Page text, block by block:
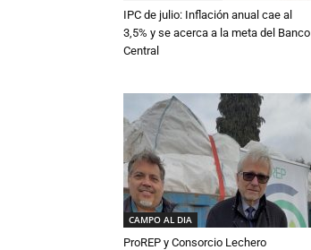
IPC de julio: Inflación anual cae al
3,5% y se acerca a la meta del Banco
Central
CAMPO AL DIA
ProREP y Consorcio Lechero